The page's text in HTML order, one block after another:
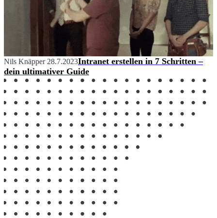
Nils Knäpper 28.7.2023Intranet erstellen in 7 Schritten –
dein ultimativer Guide